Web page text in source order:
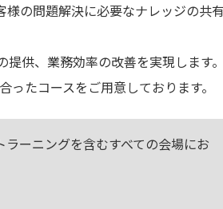
の問題解決に必要なナレッジの共有
供、業務効率の改善を実現します。
たコースをご用意しております。
ーニングを含むすべての会場にお